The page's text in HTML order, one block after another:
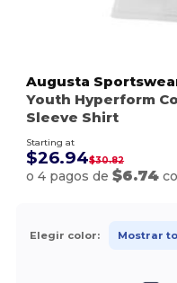
Augusta
Youth Hyperform
Sleeve Shirt
Starting at
$26.94$30.82
o 4 pagos de$6.74
Elegir color: Mostrar